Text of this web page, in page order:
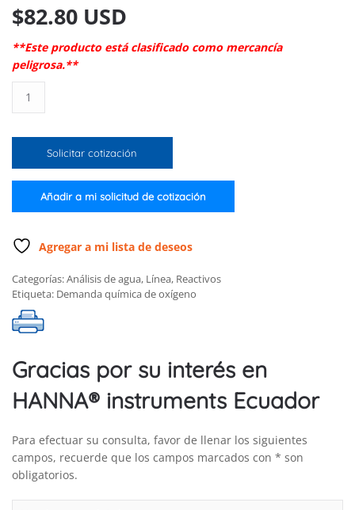
$82.80 USD
**Este producto está clasificado como mercancía
peligrosa.**
p/DQO
aprobado
EPA,
dicromato,
de
barras,
25
pruebas
Solicitar cotización
Añadir a mi solicitud de cotización
Agregar a mi lista de deseos
Categorías:Análisis de agua, Línea, Reactivos
Etiqueta: Demanda química de oxígeno
Gracias por su interés en
HANNA® instruments Ecuador
Para efectuar su consulta, favor de llenar los siguientes
campos, recuerde que los campos marcados con * son
obligatorios.